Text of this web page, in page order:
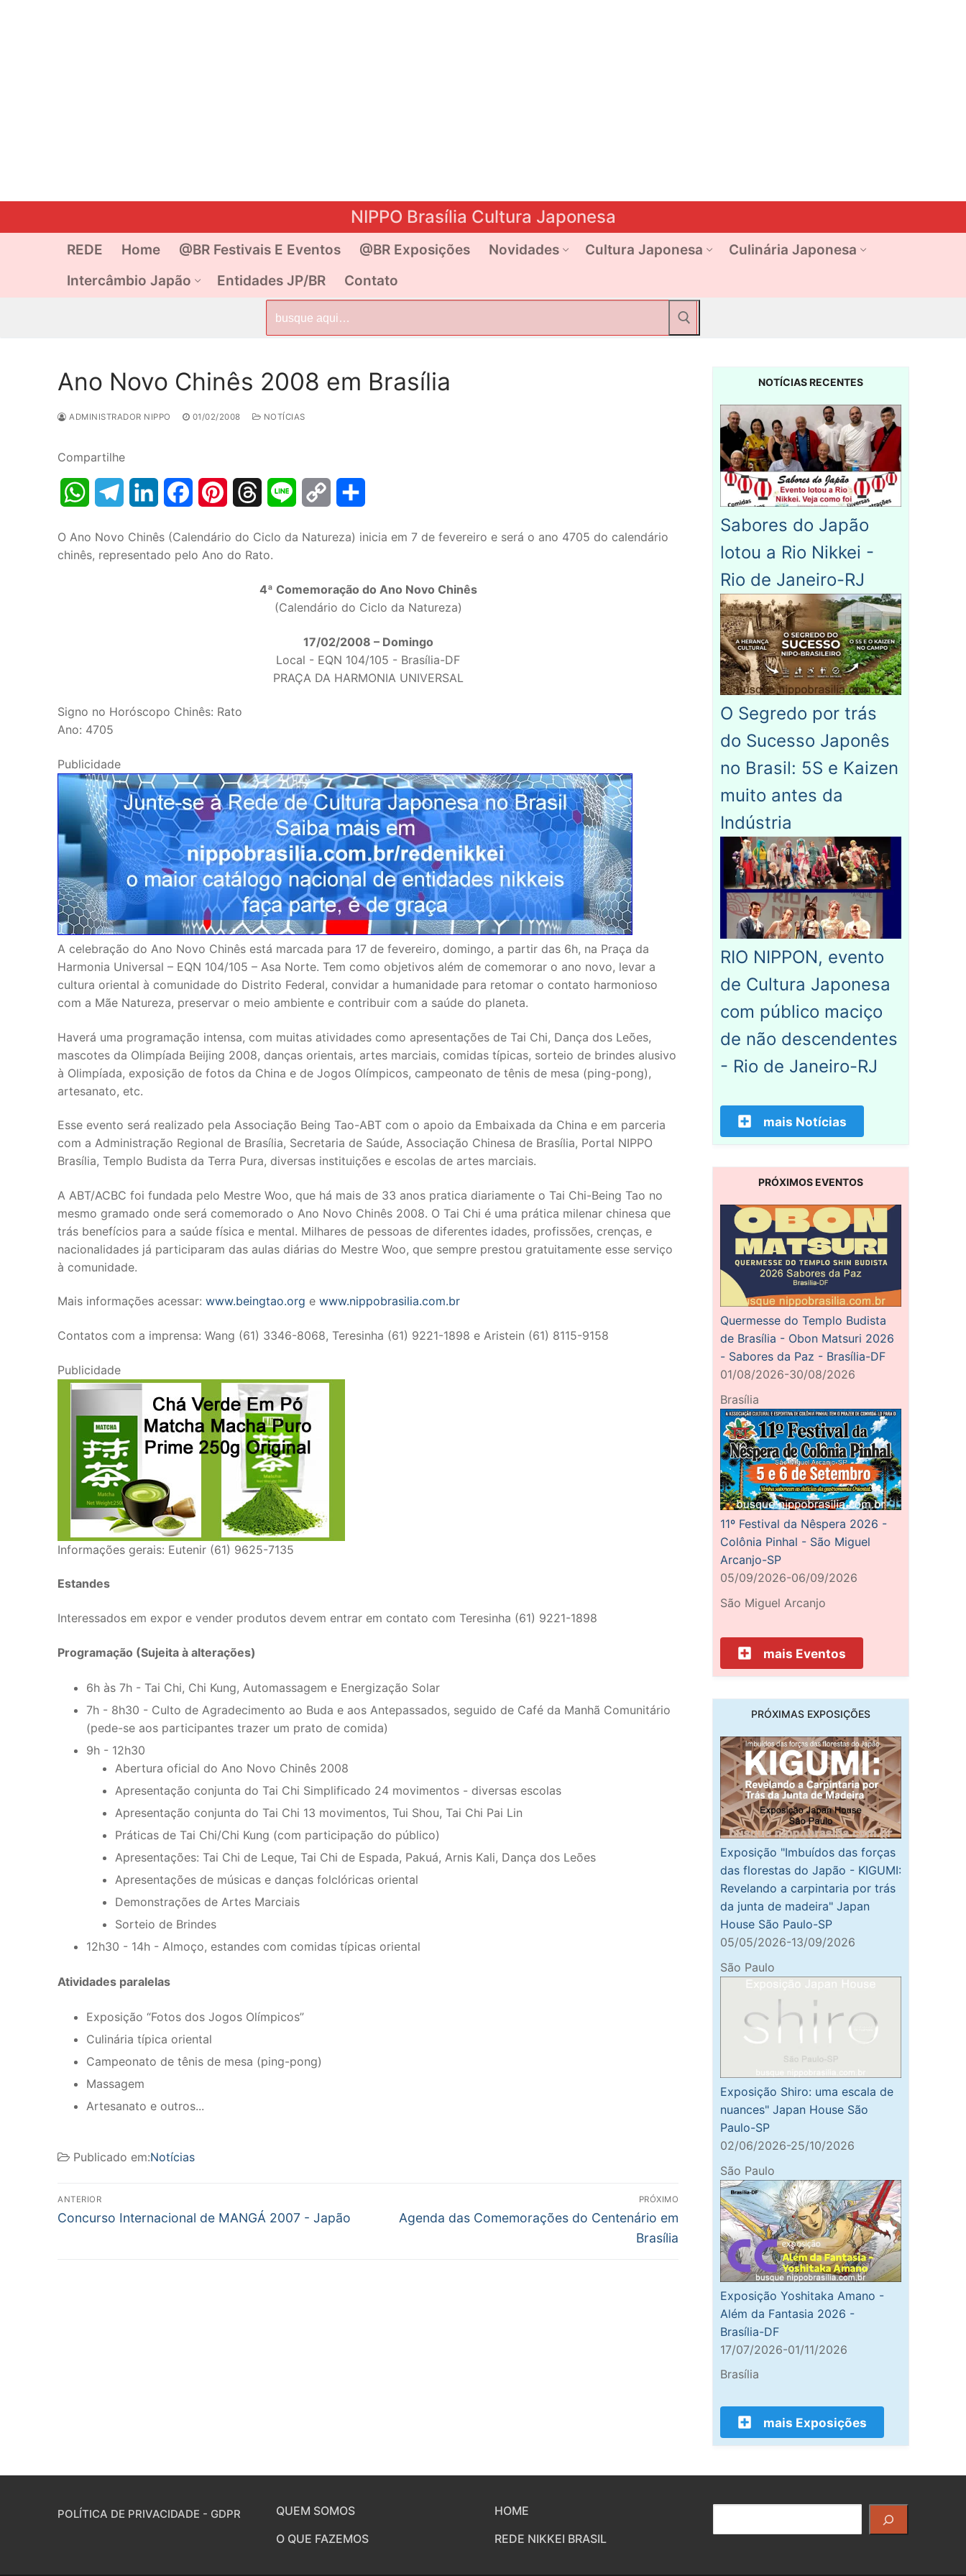
NIPPO Brasília Cultura Japonesa
REDE Home @BR Festivais E Eventos @BR Exposições Novidades Cultura Japonesa
Culinária Japonesa
Intercâmbio Japão
Entidades JP/BR Contato
por:
Ano Novo Chinês 2008 em Brasília
ADMINISTRADOR NIPPO 01/02/2008 NOTÍCIAS
Compartilhe
WhatsAppTelegramLinkedInFacebookPinterestThreads Line
Copy
O Ano Novo Chinês (Calendário do Ciclo da Natureza) inicia em 7 de fevereiro e será o ano 4705 do calendário
chinês, representado pelo Ano do Rato.
4ª Comemoração do Ano Novo Chinês
(Calendário do Ciclo da Natureza)
17/02/2008 – Domingo
Local - EQN 104/105 - Brasília-DF
PRAÇA DA HARMONIA UNIVERSAL
Signo no Horóscopo Chinês: Rato
Ano: 4705
Publicidade
A celebração do Ano Novo Chinês está marcada para 17 de fevereiro, domingo, a partir das 6h, na Praça da
Harmonia Universal – EQN 104/105 – Asa Norte. Tem como objetivos além de comemorar o ano novo, levar a
cultura oriental à comunidade do Distrito Federal, convidar a humanidade para retomar o contato harmonioso
com a Mãe Natureza, preservar o meio ambiente e contribuir com a saúde do planeta.
Haverá uma programação intensa, com muitas atividades como apresentações de Tai Chi, Dança dos Leões,
mascotes da Olimpíada Beijing 2008, danças orientais, artes marciais, comidas típicas, sorteio de brindes alusivo
à Olimpíada, exposição de fotos da China e de Jogos Olímpicos, campeonato de tênis de mesa (ping-pong),
artesanato, etc.
Esse evento será realizado pela Associação Being Tao-ABT com o apoio da Embaixada da China e em parceria
com a Administração Regional de Brasília, Secretaria de Saúde, Associação Chinesa de Brasília, Portal NIPPO
Brasília, Templo Budista da Terra Pura, diversas instituições e escolas de artes marciais.
A ABT/ACBC foi fundada pelo Mestre Woo, que há mais de 33 anos pratica diariamente o Tai Chi-Being Tao no
mesmo gramado onde será comemorado o Ano Novo Chinês 2008. O Tai Chi é uma prática milenar chinesa que
trás benefícios para a saúde física e mental. Milhares de pessoas de diferentes idades, profissões, crenças, e
nacionalidades já participaram das aulas diárias do Mestre Woo, que sempre prestou gratuitamente esse serviço
à comunidade.
Mais informações acessar: www.beingtao.org e www.nippobrasilia.com.br
Contatos com a imprensa: Wang (61) 3346-8068, Teresinha (61) 9221-1898 e Aristein (61) 8115-9158
Publicidade
Informações gerais: Eutenir (61) 9625-7135
Estandes
Interessados em expor e vender produtos devem entrar em contato com Teresinha (61) 9221-1898
Programação (Sujeita à alterações)
6h às 7h - Tai Chi, Chi Kung, Automassagem e Energização Solar
7h - 8h30 - Culto de Agradecimento ao Buda e aos Antepassados, seguido de Café da Manhã Comunitário
(pede-se aos participantes trazer um prato de comida)
9h - 12h30
Abertura oficial do Ano Novo Chinês 2008
Apresentação conjunta do Tai Chi Simplificado 24 movimentos - diversas escolas
Apresentação conjunta do Tai Chi 13 movimentos, Tui Shou, Tai Chi Pai Lin
Práticas de Tai Chi/Chi Kung (com participação do público)
Apresentações: Tai Chi de Leque, Tai Chi de Espada, Pakuá, Arnis Kali, Dança dos Leões
Apresentações de músicas e danças folclóricas oriental
Demonstrações de Artes Marciais
Sorteio de Brindes
12h30 - 14h - Almoço, estandes com comidas típicas oriental
Atividades paralelas
Exposição “Fotos dos Jogos Olímpicos”
Culinária típica oriental
Campeonato de tênis de mesa (ping-pong)
Massagem
Artesanato e outros...
Publicado em:Notícias
Navegação
de
ANTERIOR
Post
Concurso Internacional de MANGÁ 2007 - Japão
PRÓXIMO
Próximo
Agenda das Comemorações do Centenário em
Brasília
NOTÍCIAS RECENTES
Sabores do Japão
lotou a Rio Nikkei -
Rio de Janeiro-RJ
O Segredo por trás
do Sucesso Japonês
no Brasil: 5S e Kaizen
muito antes da
Indústria
RIO NIPPON, evento
de Cultura Japonesa
com público maciço
de não descendentes
- Rio de Janeiro-RJ
mais Notícias
PRÓXIMOS EVENTOS
Quermesse do Templo Budista
de Brasília - Obon Matsuri 2026
- Sabores da Paz - Brasília-DF
01/08/2026-30/08/2026
Brasília
11º Festival da Nêspera 2026 -
Colônia Pinhal - São Miguel
Arcanjo-SP
05/09/2026-06/09/2026
São Miguel Arcanjo
mais Eventos
PRÓXIMAS EXPOSIÇÕES
Exposição "Imbuídos das forças
das florestas do Japão - KIGUMI:
Revelando a carpintaria por trás
da junta de madeira" Japan
House São Paulo-SP
05/05/2026-13/09/2026
São Paulo
Exposição Shiro: uma escala de
nuances" Japan House São
Paulo-SP
02/06/2026-25/10/2026
São Paulo
Exposição Yoshitaka Amano -
Além da Fantasia 2026 -
Brasília-DF
17/07/2026-01/11/2026
Brasília
mais Exposições
POLÍTICA DE PRIVACIDADE - GDPR
QUEM SOMOS
O QUE FAZEMOS
HOME
REDE NIKKEI BRASIL